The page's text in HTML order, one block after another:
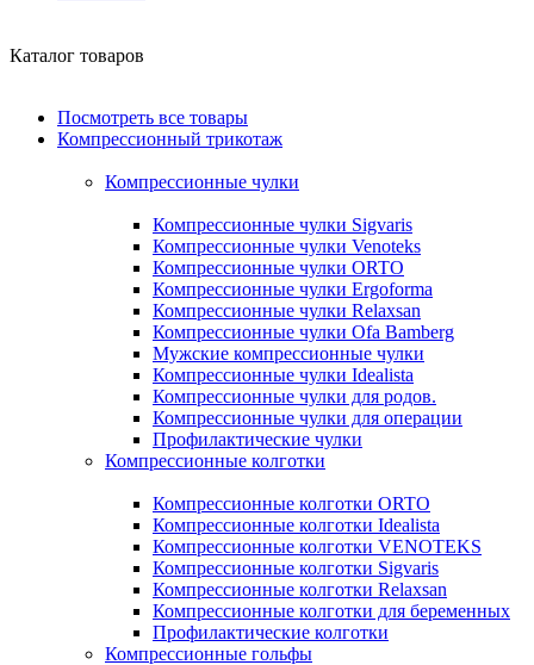
Каталог товаров
Посмотреть все товары
Компрессионный трикотаж
Компрессионные чулки
Компрессионные чулки Sigvaris
Компрессионные чулки Venoteks
Компрессионные чулки ORTO
Компрессионные чулки Ergoforma
Компрессионные чулки Relaxsan
Компрессионные чулки Ofa Bamberg
Мужские компрессионные чулки
Компрессионные чулки Idealista
Компрессионные чулки для родов.
Компрессионные чулки для операции
Профилактические чулки
Компрессионные колготки
Компрессионные колготки ORTO
Компрессионные колготки Idealista
Компрессионные колготки VENOTEKS
Компрессионные колготки Sigvaris
Компрессионные колготки Relaxsan
Компрессионные колготки для беременных
Профилактические колготки
Компрессионные гольфы